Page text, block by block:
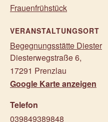
Frauenfrühstück
VERANSTALTUNGSORT
Begegnungsstätte Diester
Diesterwegstraße 6,
17291 Prenzlau
Google Karte anzeigen
Telefon
039849389848